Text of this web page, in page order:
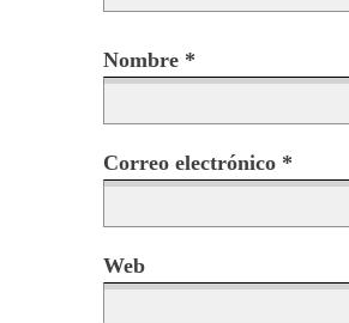
Nombre *
Correo electrónico *
Web